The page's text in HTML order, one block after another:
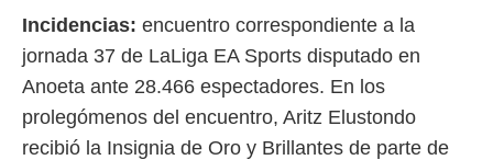
Incidencias: encuentro correspondiente a la
jornada 37 de LaLiga EA Sports disputado en
Anoeta ante 28.466 espectadores. En los
prolegómenos del encuentro, Aritz Elustondo
recibió la Insignia de Oro y Brillantes de parte de